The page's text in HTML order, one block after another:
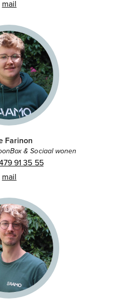
mail
Farinon
& Sociaal wonen
91 35 55
mail